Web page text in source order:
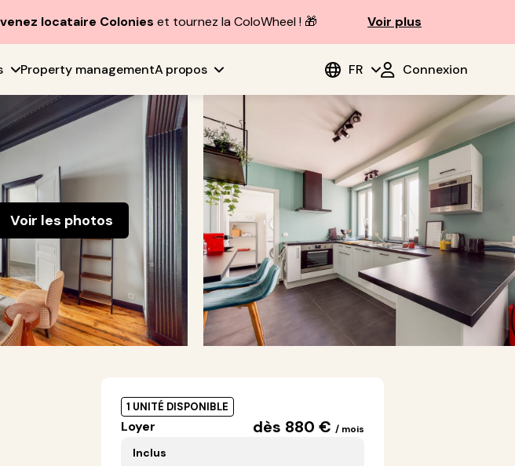
locataire Colonies et tournez la ColoWheel ! 🎁 Voir plus
Property managementA propos FR Connexion
Voir les photos
1 UNITÉ DISPONIBLE
Loyer dès 880 € / mois
Inclus